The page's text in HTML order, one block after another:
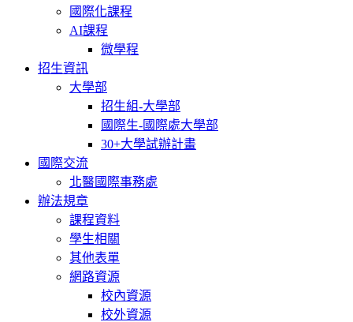
國際化課程
AI課程
微學程
招生資訊
大學部
招生組-大學部
國際生-國際處大學部
30+大學試辦計畫
國際交流
北醫國際事務處
辦法規章
課程資料
學生相關
其他表單
網路資源
校內資源
校外資源